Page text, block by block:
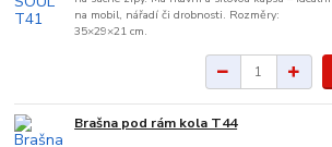
na mobil, nářadí či drobnosti. Rozměry:
35×29×21 cm.
Brašna pod rám kola T44